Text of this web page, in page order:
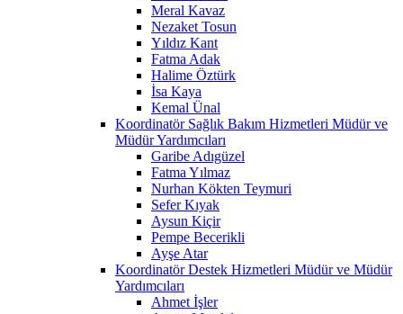
Meral Kavaz
Nezaket Tosun
Yıldız Kant
Fatma Adak
Halime Öztürk
İsa Kaya
Kemal Ünal
Koordinatör Sağlık Bakım Hizmetleri Müdür ve
Müdür Yardımcıları
Garibe Adıgüzel
Fatma Yılmaz
Nurhan Kökten Teymuri
Sefer Kıyak
Aysun Kiçir
Pempe Becerikli
Ayşe Atar
Koordinatör Destek Hizmetleri Müdür ve Müdür
Yardımcıları
Ahmet İşler